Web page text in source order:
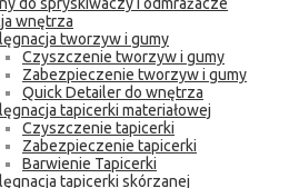
wnętrza
tworzyw i gumy
Czyszczenie tworzyw i gumy
Zabezpieczenie tworzyw i gumy
Quick Detailer do wnętrza
tapicerki materiałowej
Czyszczenie tapicerki
Zabezpieczenie tapicerki
Barwienie Tapicerki
tapicerki skórzanej